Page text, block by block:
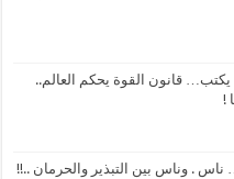
قانون القوة يحكم العالم..
!
. وناس بين التبذير والحرمان ..!!